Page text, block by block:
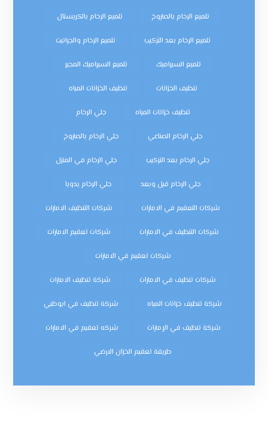
تلميع الرخام بالصاروخ تلميع الرخام بالكريستال
تلميع الرخام بعد التركيب تلميع الرخام والجرانيت
تلميع السيراميك تلميع السيراميك المجير
تنظيف الخزانات تنظيف الخزانات المياه
تنظيف خزانات المياه جلي الرخام
جلي الرخام الصناعي جلي الرخام بالصاروخ
جلي الرخام بعد التركيب جلي الرخام في المنزل
جلي الرخام قبل وبعد جلي الرخام يدويا
شركات التعقيم في الامارات شركات التنظيف الامارات
شركات التنظيف في الامارات شركات تعقيم الامارات
شركات تعقيم في الامارات
شركات تنظيف في الامارات شركة تنظيف الامارات
شركة تنظيف خزانات المياه شركة تنظيف في ابوظبي
شركة تنظيف في الإمارات شركه تعقيم في الامارات
طريقة تعقيم الخزان الارضي